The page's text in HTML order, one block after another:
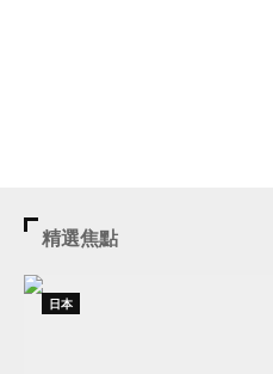
精選焦點
日本